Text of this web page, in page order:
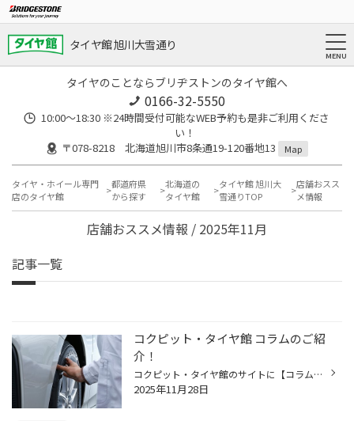
タイヤ館 旭川大雪通り
タイヤのことならブリヂストンのタイヤ館へ
0166-32-5550
10:00～18:30 ※24時間受付可能なWEB予約も是非ご利用くださ
い！
〒078-8218 北海道旭川市8条通19-120番地13
Map
タイヤ・ホイール専門
店のタイヤ館
都道府県
から探す
北海道の
タイヤ館
タイヤ館 旭川大
雪通りTOP
店舗おスス
メ情報
店舗おススメ情報 / 2025年11月
記事一覧
コクピット・タイヤ館 コラムのご紹
介！
コクピット・タイヤ館のサイトに【コラム】があるのはご存知でしょうか。 みなさんのおクルマのお悩みやタイヤに関するコラム記事を掲載しております。 この度は、『アライメント』や『コーティング』などのおクルマのメンテナンス、 タイヤに関連するコラム記事を掲載いたしました。 点検や交換の...
2025年11月28日